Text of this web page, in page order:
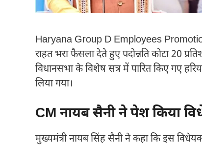
Haryana Group D Employees Promotion:
राहत भरा फैसला देते हुए पदोन्नति कोटा 20
विधानसभा के विशेष सत्र में पारित किए गए
लिया गया।
CM नायब सैनी ने पेश किया
मुख्यमंत्री नायब सिंह सैनी ने कहा कि इस विधेयक